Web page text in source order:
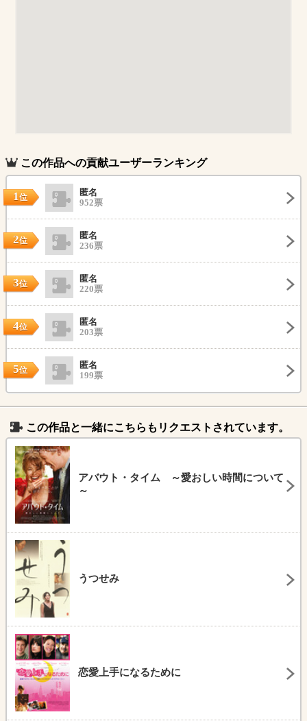
この作品への貢献ユーザーランキング
1位
匿名
952票
2位
匿名
236票
3位
匿名
220票
4位
匿名
203票
5位
匿名
199票
この作品と一緒にこちらもリクエストされています。
アバウト・タイム ～愛おしい時間について
～
うつせみ
恋愛上手になるために